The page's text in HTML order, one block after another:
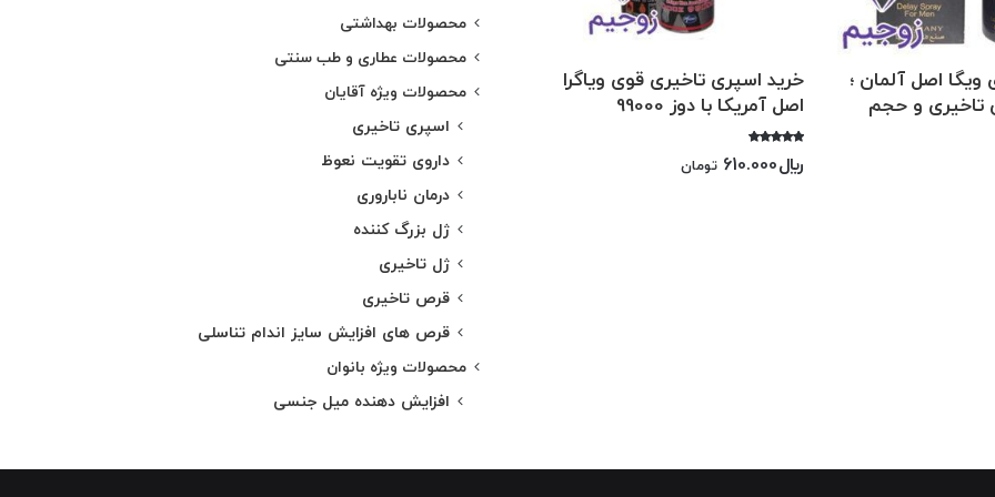
ویگا اصل آلمان ؛
تاخیری و حجم
خرید اسپری تاخیری قوی ویاگرا
اصل آمریکا با دوز 99000
5.00
﷼610.000 تومان
محصولات بهداشتی
محصولات عطاری و طب سنتی
محصولات ویژه آقایان
اسپری تاخیری
داروی تقویت نعوظ
درمان ناباروری
ژل بزرگ کننده
ژل تاخیری
قرص تاخیری
قرص های افزایش سایز اندام تناسلی
محصولات ویژه بانوان
افزایش دهنده میل جنسی